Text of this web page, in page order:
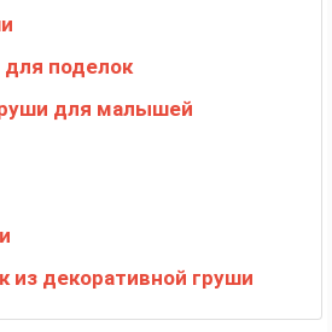
поделок
для малышей
из декоративной груши